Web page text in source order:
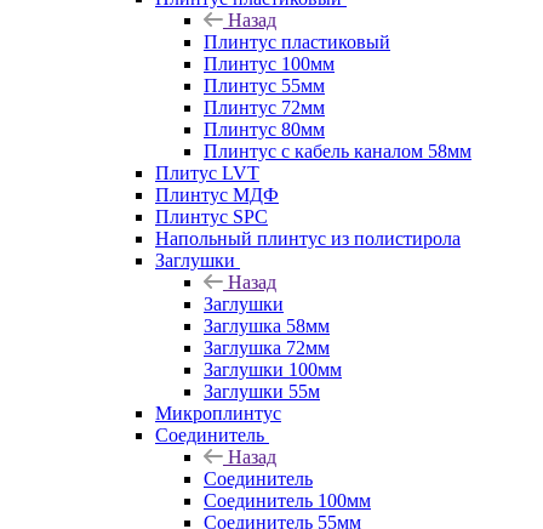
Назад
Плинтус пластиковый
Плинтус 100мм
Плинтус 55мм
Плинтус 72мм
Плинтус 80мм
Плинтус с кабель каналом 58мм
Плитус LVT
Плинтус МДФ
Плинтус SPC
Напольный плинтус из полистирола
Заглушки
Назад
Заглушки
Заглушка 58мм
Заглушка 72мм
Заглушки 100мм
Заглушки 55м
Микроплинтус
Соединитель
Назад
Соединитель
Соединитель 100мм
Соединитель 55мм